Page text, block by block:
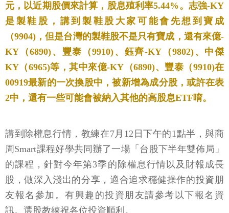
元，以近期股價來計算，股息殖利率5.44%。志強-KY
是製鞋股，講到製鞋股大家可能會先想到寶成
（9904)，但是台灣的製鞋股不是只有寶成，還有來億-
KY（6890)、豐泰（9910)、鈺齊-KY（9802)、中傑
KY（6965)等，其中來億-KY（6890)、豐泰（9910)在
00919最新的一次換股中，被新增為成分股，或許在表
2中，還有一些可能會被納入其他的高股息ETF唷。
講到除權息行情，教練在7月12日下午的1點半，與商
周Smart課程好學共同辦了一場「台股下半年雙佈局」
的課程，針對今年第3季的除權息行情以及財報成長
股，做深入淺出的分享，適合追求穩健操作的投資朋
友報名參加。有興趣的投資朋友請參考以下報名資
訊。選股教練祝各位投資順利。